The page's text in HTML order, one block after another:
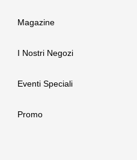
Magazine
I Nostri Negozi
Eventi Speciali
Promo